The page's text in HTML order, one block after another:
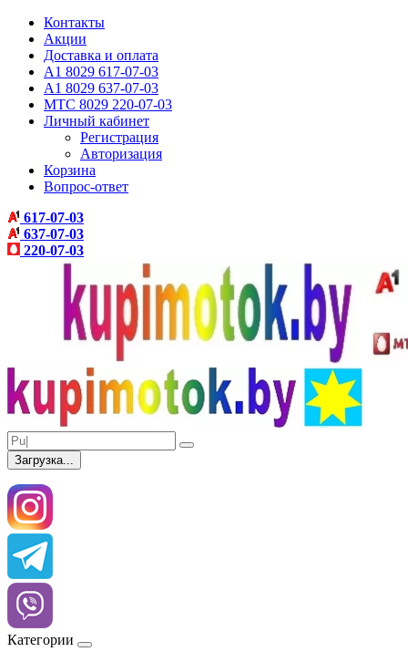
Контакты
Акции
Доставка и оплата
A1 8029 617-07-03
A1 8029 637-07-03
МТС 8029 220-07-03
Личный кабинет
Регистрация
Авторизация
Корзина
Вопрос-ответ
617-07-03
637-07-03
220-07-03
Загрузка...
Категории